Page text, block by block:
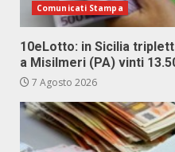
Comunicati Stampa
10eLotto: in Sicilia
a Misilmeri (PA) vinti
7 Agosto 2026